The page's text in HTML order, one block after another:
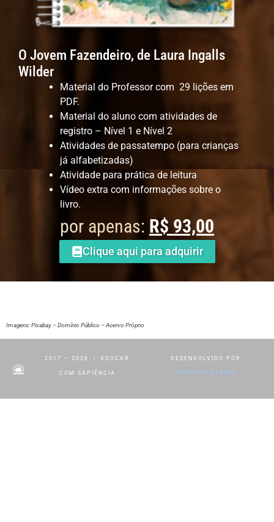
O Jovem Fazendeiro, de Laura Ingalls
Wilder
Material do Professor com 29 lições em
PDF.
Material do aluno com atividades de
registro – Nível 1 e Nível 2
Atividades de passatempo (para crianças
já alfabetizadas)
Atividade para prática de leitura
Vídeo extra com informações sobre o
livro.
por apenas: R$ 93,00
Clique aqui para adquirir
Imagens: Pixabay – Domínio Público – Acervo Próprio
2017 – 2026 | EDUCAR
COM SAPIÊNCIA
DESENVOLVIDO POR
TRACERT DESIGN